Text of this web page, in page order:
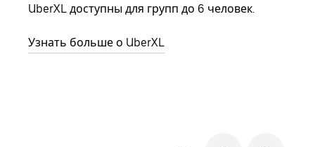
UberXL доступны для групп до 6 человек.
Узнать больше о UberXL